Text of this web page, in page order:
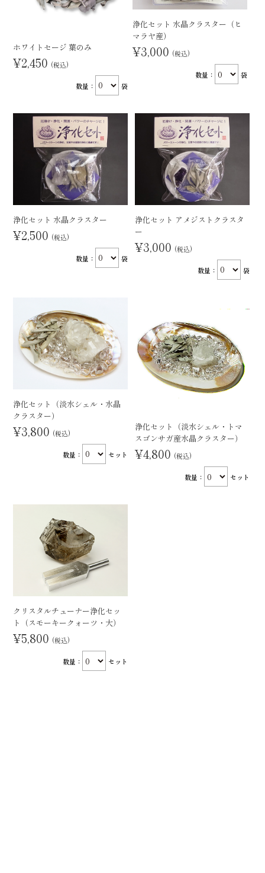
ホワイトセージ 葉のみ
¥2,450 (税込)
数量： 袋
浄化セット 水晶クラスター（ヒ
マラヤ産）
¥3,000 (税込)
数量： 袋
浄化セット 水晶クラスター
¥2,500 (税込)
数量： 袋
浄化セット アメジストクラスタ
ー
¥3,000 (税込)
数量： 袋
浄化セット（淡水シェル・水晶
クラスター）
¥3,800 (税込)
数量： セット
浄化セット（淡水シェル・トマ
スゴンサガ産水晶クラスター）
¥4,800 (税込)
数量： セット
クリスタルチューナー浄化セッ
ト（スモーキークォーツ・大）
¥5,800 (税込)
数量： セット